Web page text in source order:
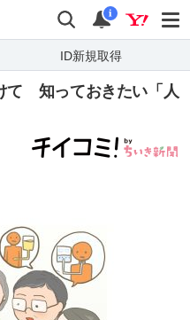
検索 通知
i
ID新規取得
て 知っておきたい「人